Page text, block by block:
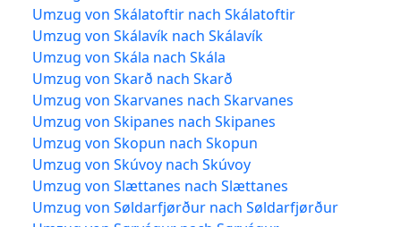
Umzug von Skálatoftir nach Skálatoftir
Umzug von Skálavík nach Skálavík
Umzug von Skála nach Skála
Umzug von Skarð nach Skarð
Umzug von Skarvanes nach Skarvanes
Umzug von Skipanes nach Skipanes
Umzug von Skopun nach Skopun
Umzug von Skúvoy nach Skúvoy
Umzug von Slættanes nach Slættanes
Umzug von Søldarfjørður nach Søldarfjørður